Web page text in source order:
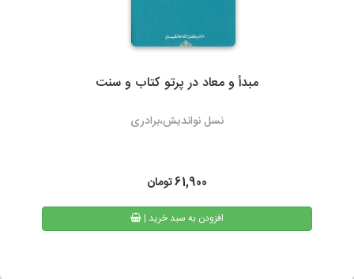
در پست پیشتاز زمان تحویل، بسته به دوری یا نزدیکی شهر مقصد از
ممکن است کالا کمی با تاخیر به دست مشتریان محترم برسد.
همیچنین امکان پیگیری وضعیت سفارشات پست پیشتاز از طریق
مبدأ و معاد در پرتو کتاب و سنت
نسل نواندیش،برادری
61,900تومان
| افزودن به سبد خرید